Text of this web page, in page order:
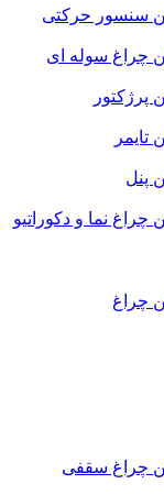
سنسور حرکتی
چراغ سوله ای
پرژکتور
تایمر
پنل
چراغ نما و دکوراتیو
چراغ
چراغ سقفی